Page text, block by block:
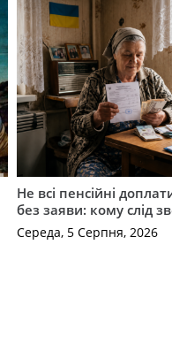
Не всі пенсійні
без заяви: кому слід
Середа, 5 Серпня, 2026